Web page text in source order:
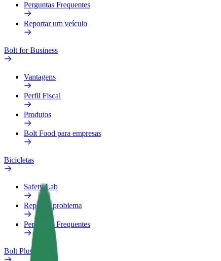
Perguntas Frequentes
Reportar um veículo
Bolt for Business
Vantagens
Perfil Fiscal
Produtos
Bolt Food para empresas
Bicicletas
Safety Lab
Reportar problema
Perguntas Frequentes
Bolt Plus